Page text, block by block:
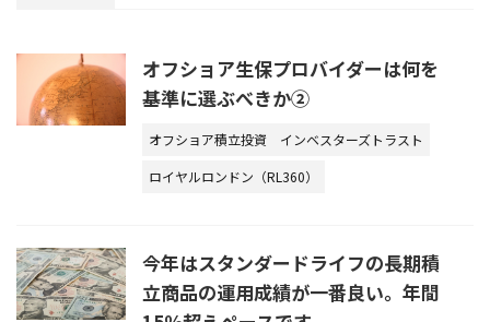
オフショア生保プロバイダーは何を
基準に選ぶべきか②
オフショア積立投資
インベスターズトラスト
ロイヤルロンドン（RL360）
今年はスタンダードライフの長期積
立商品の運用成績が一番良い。年間